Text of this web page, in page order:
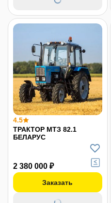
4.5
ТРАКТОР МТЗ 82.1
БЕЛАРУС
2 380 000 ₽
Заказать